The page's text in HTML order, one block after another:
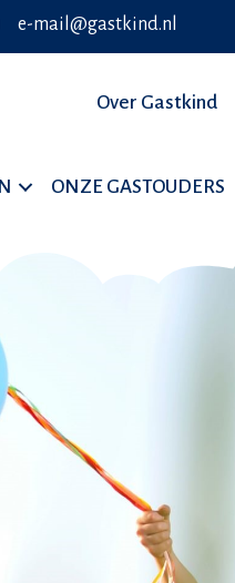
e-mail@gastkind.nl
Over Gastkind
ONZE GASTOUDERS